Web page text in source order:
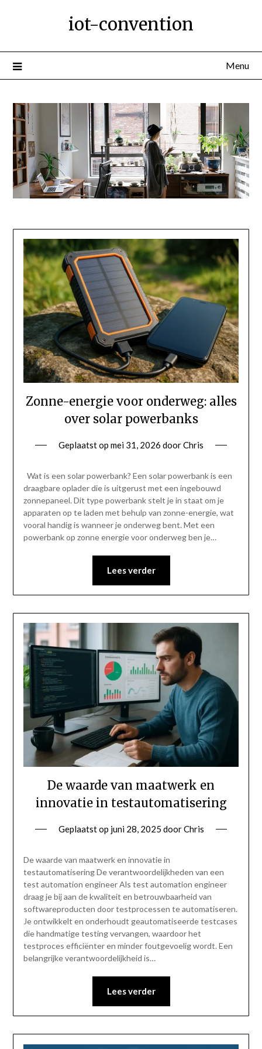
inhoud
iot-convention
Menu
Zonne-energie voor onderweg: alles
over solar powerbanks
Geplaatst op mei 31, 2026 doorChris
Wat is een solar powerbank? Een solar powerbank is een
draagbare oplader die is uitgerust met een ingebouwd
zonnepaneel. Dit type powerbank stelt je in staat om je
apparaten op te laden met behulp van zonne-energie, wat
vooral handig is wanneer je onderweg bent. Met een
powerbank op zonne energie voor onderweg ben je…
Lees verder
De waarde van maatwerk en
innovatie in testautomatisering
Geplaatst op juni 28, 2025 doorChris
De waarde van maatwerk en innovatie in
testautomatisering De verantwoordelijkheden van een
test automation engineer Als test automation engineer
draag je bij aan de kwaliteit en betrouwbaarheid van
softwareproducten door testprocessen te automatiseren.
Je ontwikkelt en onderhoudt geautomatiseerde testcases
die handmatige testing vervangen, waardoor het
testproces efficiënter en minder foutgevoelig wordt. Een
belangrijke verantwoordelijkheid is…
Lees verder